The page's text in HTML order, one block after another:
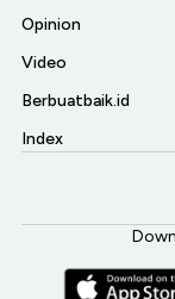
Opinion
Video
Berbuatbaik.id
Index